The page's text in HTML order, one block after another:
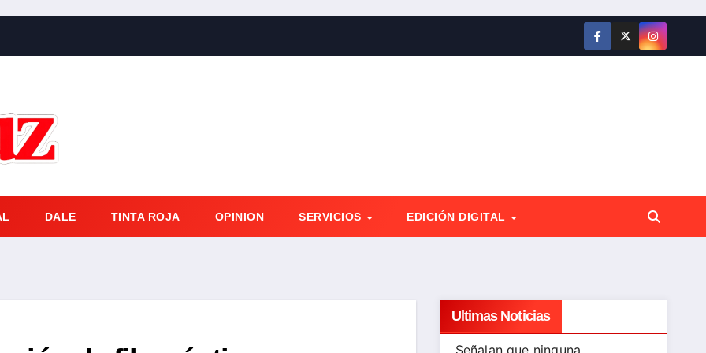
DALE TINTA ROJA OPINION SERVICIOS EDICIÓN DIGITAL
Ultimas Noticias